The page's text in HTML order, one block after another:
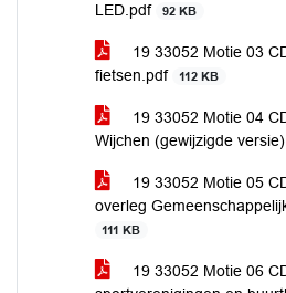
LED.pdf
92 KB
19 33052 Motie 03
fietsen.pdf
112 KB
19 33052 Motie 04
Wijchen (gewijzigde
19 33052 Motie 05
overleg
111 KB
19 33052 Motie 06